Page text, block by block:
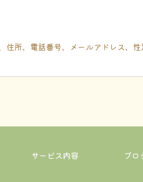
所、電話番号、メールアドレス、
、生年月日、住所、電話番号、メー
サービス内容 ブロ